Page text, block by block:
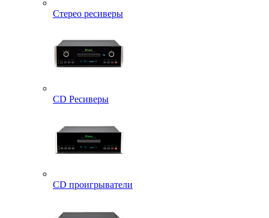
Стерео ресиверы
CD Ресиверы
CD проигрыватели